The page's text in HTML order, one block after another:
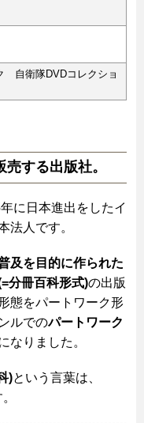
自衛隊DVDコレクショ
する出版社。
に日本進出をしたイ
法人です。
及を目的に作られた
分冊百科形式)の出版
態をパートワーク形
ルでのパートワーク
なりました。
)という言葉は、